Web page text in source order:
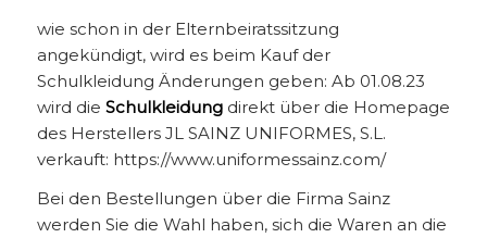
wie schon in der Elternbeiratssitzung
angekündigt, wird es beim Kauf der
Schulkleidung Änderungen geben: Ab 01.08.23
wird die Schulkleidung direkt über die Homepage
des Herstellers JL SAINZ UNIFORMES, S.L.
verkauft: https://www.uniformessainz.com/
Bei den Bestellungen über die Firma Sainz
werden Sie die Wahl haben, sich die Waren an die